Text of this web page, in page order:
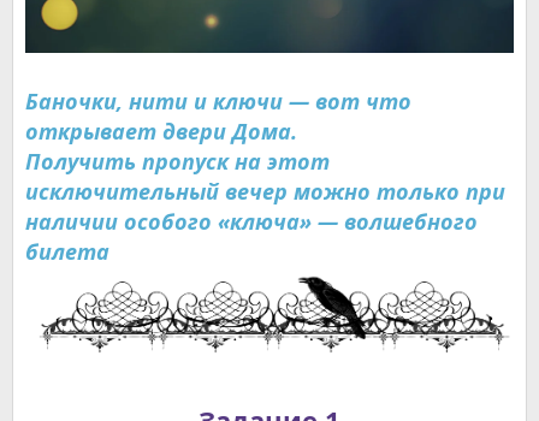
Баночки, нити и ключи — вот что
открывает двери Дома.
Получить пропуск на этот
исключительный вечер можно только при
наличии особого «ключа» — волшебного
билета